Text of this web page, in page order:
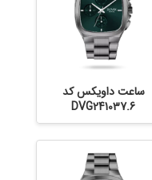
ساعت داویکس کد
DVG241037.6